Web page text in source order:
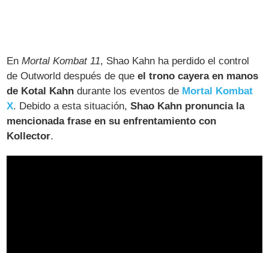
EnMortal Kombat 11, Shao Kahn ha perdido el control
de Outworld después de queel trono cayera en manos
de Kotal Kahn durante los eventos de Mortal Kombat
X. Debido a esta situación,Shao Kahn pronuncia la
mencionada frase en su enfrentamiento con
Kollector.